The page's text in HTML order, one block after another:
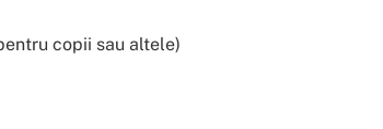
copii sau altele)